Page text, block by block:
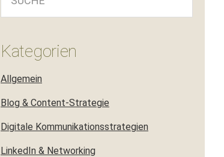
Kategorien
Allgemein
Blog & Content-Strategie
Digitale Kommunikationsstrategien
LinkedIn & Networking